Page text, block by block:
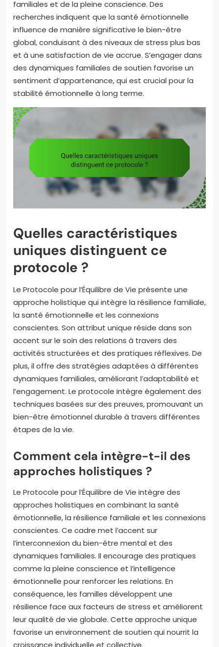
familiales et de la pleine conscience. Des
recherches indiquent que la santé émotionnelle
influence de manière significative le bien-être
global, conduisant à des niveaux de stress plus bas
et à une satisfaction de vie accrue. S’engager dans
des dynamiques familiales de soutien favorise un
sentiment d’appartenance, qui est crucial pour la
stabilité émotionnelle à long terme.
Quelles caractéristiques
uniques distinguent ce
protocole ?
Le Protocole pour l’Équilibre de Vie présente une
approche holistique qui intègre la résilience familiale,
la santé émotionnelle et les connexions
conscientes. Son attribut unique réside dans son
accent sur le soin des relations à travers des
activités structurées et des pratiques réflexives. De
plus, il offre des stratégies adaptées à différentes
dynamiques familiales, améliorant l’adaptabilité et
l’engagement. Le protocole intègre également des
techniques basées sur des preuves, promouvant un
bien-être émotionnel durable à travers différentes
étapes de la vie.
Comment cela intègre-t-il des
approches holistiques ?
Le Protocole pour l’Équilibre de Vie intègre des
approches holistiques en combinant la santé
émotionnelle, la résilience familiale et les connexions
conscientes. Ce cadre met l’accent sur
l’interconnexion du bien-être mental et des
dynamiques familiales. Il encourage des pratiques
comme la pleine conscience et l’intelligence
émotionnelle pour renforcer les relations. En
conséquence, les familles développent une
résilience face aux facteurs de stress et améliorent
leur qualité de vie globale. Cette approche unique
favorise un environnement de soutien qui nourrit la
croissance individuelle et collective.